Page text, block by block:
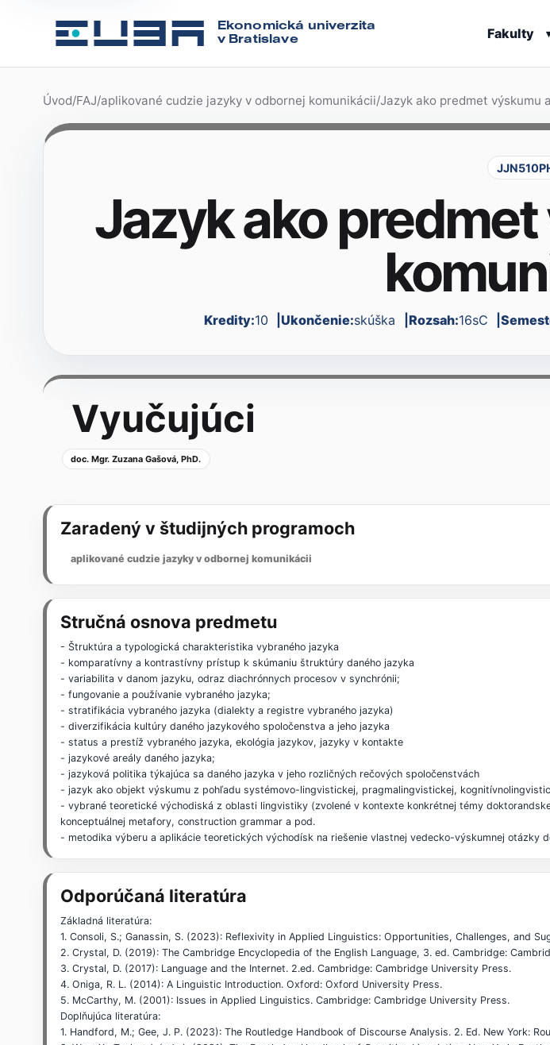
Ekonomická univerzita
v Bratislave
Fakulty
Úvod/FAJ/aplikované cudzie jazyky v odbornej komunikácii/Jazyk ako predmet výskumu
Jazyk ako
Kredity:10 Ukončenie:skúška Rozsah:16sC
Vyučujúci
doc. Mgr. Zuzana Gašová, PhD.
Zaradený v študijných programoch
aplikované cudzie jazyky v odbornej komunikácii
Stručná osnova predmetu
- Štruktúra a typologická charakteristika vybraného jazyka
- komparatívny a kontrastívny prístup k skúmaniu štruktúry daného jazyka
- variabilita v danom jazyku, odraz diachrónnych procesov v synchrónii;
- fungovanie a používanie vybraného jazyka;
- stratifikácia vybraného jazyka (dialekty a registre vybraného jazyka)
- diverzifikácia kultúry daného jazykového spoločenstva a jeho jazyka
- status a prestíž vybraného jazyka, ekológia jazykov, jazyky v kontakte
- jazykové areály daného jazyka;
- jazyková politika týkajúca sa daného jazyka v jeho rozličných rečových spoločenstvách
- jazyk ako objekt výskumu z pohľadu systémovo-lingvistickej, pragmalingvistickej,
- vybrané teoretické východiská z oblasti lingvistiky (zvolené v kontexte konkrétnej témy
konceptuálnej metafory, construction grammar a pod.
- metodika výberu a aplikácie teoretických východísk na riešenie vlastnej vedecko-výskumnej otázky
Odporúčaná literatúra
Základná literatúra:
1. Consoli, S.; Ganassin, S. (2023): Reflexivity in Applied Linguistics: Opportunities, Challenges, and
2. Crystal, D. (2019): The Cambridge Encyclopedia of the English Language, 3. ed. Cambridge:
3. Crystal, D. (2017): Language and the Internet. 2.ed. Cambridge: Cambridge University Press.
4. Oniga, R. L. (2014): A Linguistic Introduction. Oxford: Oxford University Press.
5. McCarthy, M. (2001): Issues in Applied Linguistics. Cambridge: Cambridge University Press.
Doplňujúca literatúra:
1. Handford, M.; Gee, J. P. (2023): The Routledge Handbook of Discourse Analysis. 2. Ed. New York: